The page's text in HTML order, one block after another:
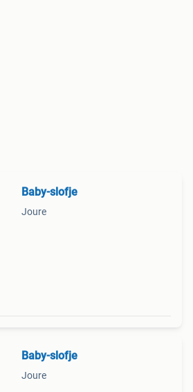
Baby-slofje
Joure
Baby-slofje
Joure